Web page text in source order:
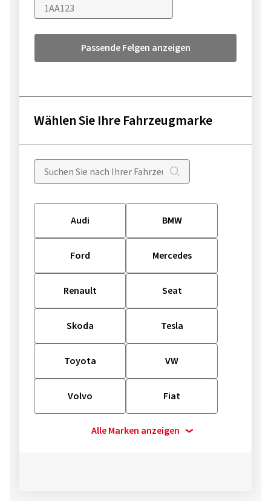
Wählen Sie Ihre Fahrzeugmarke
Audi BMW
Ford Mercedes
Renault Seat
Skoda Tesla
Toyota VW
Volvo Fiat
Alle Marken anzeigen
Passende Felgen anzeigen